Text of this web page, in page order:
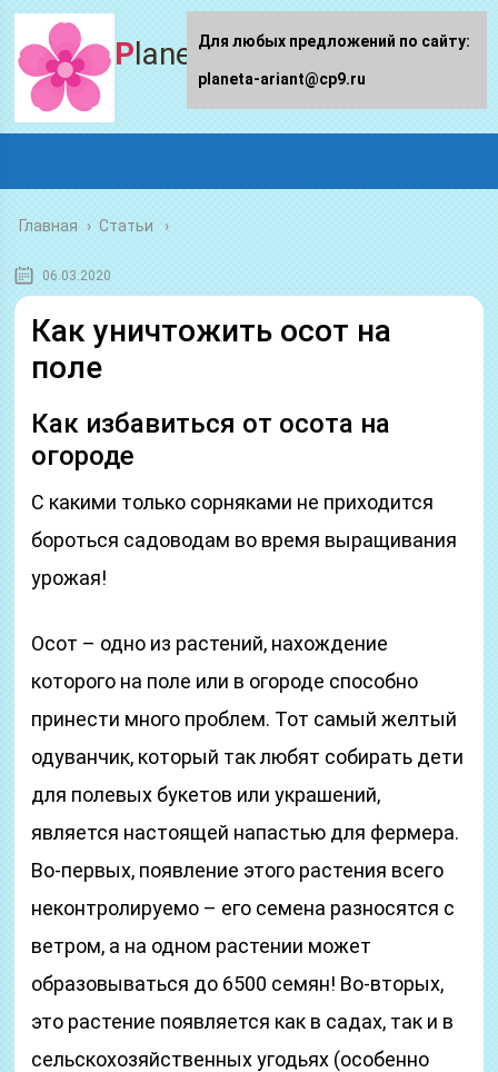
Planeta-ariant
Главная › Статьи
06.03.2020
Как уничтожить осот на
поле
Как избавиться от осота на
огороде
С какими только сорняками не приходится
бороться садоводам во время выращивания
урожая!
Осот – одно из растений, нахождение
которого на поле или в огороде способно
принести много проблем. Тот самый желтый
одуванчик, который так любят собирать дети
для полевых букетов или украшений,
является настоящей напастью для фермера.
Во-первых, появление этого растения всего
неконтролируемо – его семена разносятся с
ветром, а на одном растении может
образовываться до 6500 семян! Во-вторых,
это растение появляется как в садах, так и в
сельскохозяйственных угодьях (особенно
Для любых предложений по сайту:
planeta-ariant@cp9.ru